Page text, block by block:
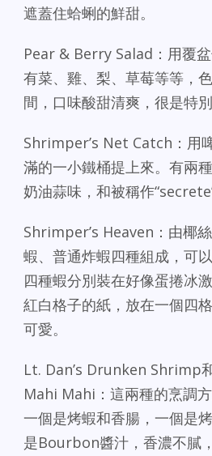
遮蓋住蛤蜊的鮮甜。
Pear & Berry Salad：用覆盆
有菜、雞、梨、草莓等等，
間，口味酸甜清爽，很是特別
Shrimper’s Net Catch：用
滿的一小鐵桶提上來。有兩
奶油蒜味，和被稱作
Shrimper’s Heaven：由椰
蝦、普通炸蝦四種組成，可
四種蝦分別裝在好像蛋捲冰
紅白格子的紙，放在一個四
可愛。
Lt. Dan’s Drunken Shrimp
Mahi Mahi：這兩種的烹調
一個是烤蝦和香腸，一個是
是Bourbon醬汁，香濃不膩